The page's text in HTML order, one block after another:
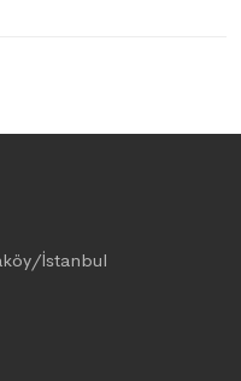
İstanbul